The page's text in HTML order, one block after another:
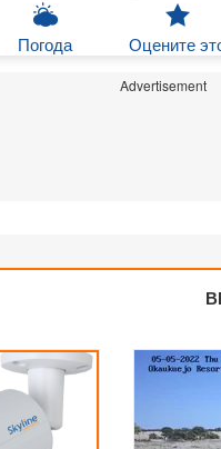
Погода Оцените
Advertisement